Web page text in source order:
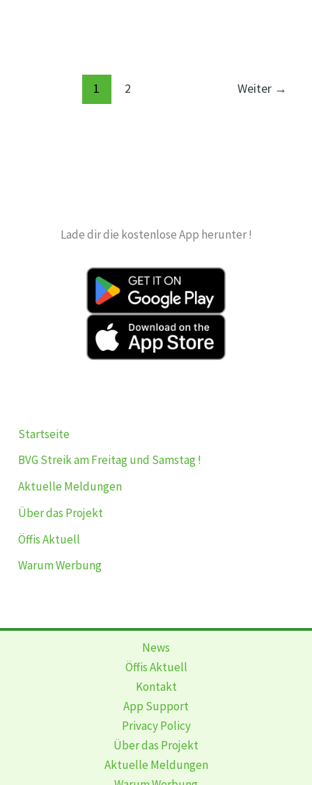
1 2 Weiter →
Lade dir die kostenlose App herunter !
Startseite
BVG Streik am Freitag und Samstag !
Aktuelle Meldungen
Über das Projekt
Öffis Aktuell
Warum Werbung
News
Öffis Aktuell
Kontakt
App Support
Privacy Policy
Über das Projekt
Aktuelle Meldungen